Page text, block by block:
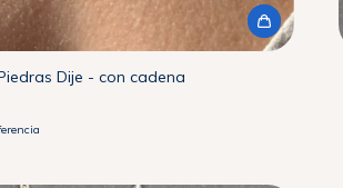
Dije - con cadena